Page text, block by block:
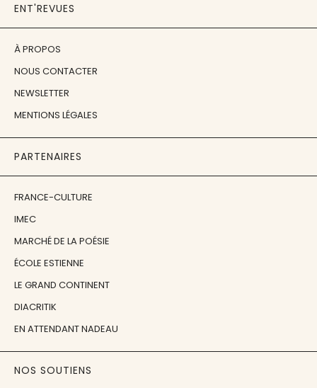
ENT'REVUES
À PROPOS
NOUS CONTACTER
NEWSLETTER
MENTIONS LÉGALES
PARTENAIRES
FRANCE-CULTURE
IMEC
MARCHÉ DE LA POÉSIE
ÉCOLE ESTIENNE
LE GRAND CONTINENT
DIACRITIK
EN ATTENDANT NADEAU
NOS SOUTIENS